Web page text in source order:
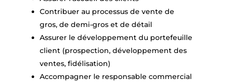
Contribuer au processus de vente de
gros, de demi-gros et de détail
Assurer le développement du portefeuille
client (prospection, développement des
ventes, fidélisation)
Accompagner le responsable commercial